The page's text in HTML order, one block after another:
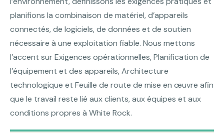
planifions la combinaison de matériel, d’appareils
connectés, de logiciels, de données et de soutien
nécessaire à une exploitation fiable. Nous mettons
l’accent sur Exigences opérationnelles, Planification de
l’équipement et des appareils, Architecture
technologique et Feuille de route de mise en œuvre afin
que le travail reste lié aux clients, aux équipes et aux
conditions propres à White Rock.